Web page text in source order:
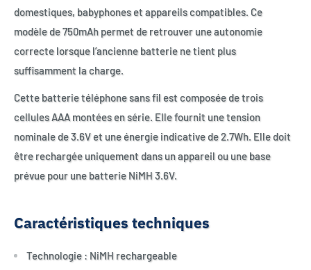
domestiques, babyphones et appareils compatibles. Ce
modèle de 750mAh permet de retrouver une autonomie
correcte lorsque l’ancienne batterie ne tient plus
suffisamment la charge.
Cette batterie téléphone sans fil est composée de trois
cellules AAA montées en série. Elle fournit une tension
nominale de 3.6V et une énergie indicative de 2.7Wh. Elle doit
être rechargée uniquement dans un appareil ou une base
prévue pour une batterie NiMH 3.6V.
Caractéristiques techniques
Technologie : NiMH rechargeable